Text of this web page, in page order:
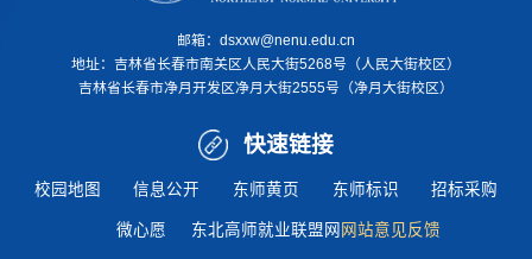
邮箱：dsxxw@nenu.edu.cn
地址： 吉林省长春市南关区人民大街5268号（人民大街校区）
吉林省长春市净月开发区净月大街2555号（净月大街校区）
快速链接
校园地图 信息公开 东师黄页 东师标识 招标采购
微心愿 东北高师就业联盟网 网站意见反馈